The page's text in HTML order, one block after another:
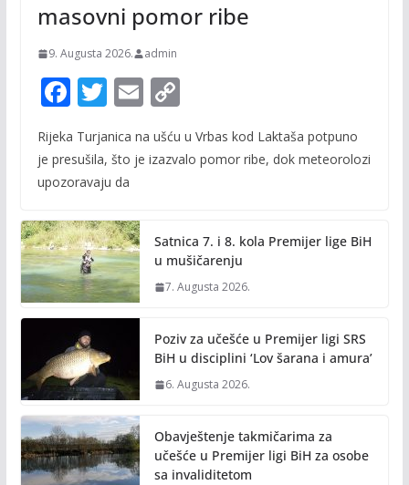
masovni pomor ribe
9. Augusta 2026. admin
F
e
b
o
k
T
itt
er
E
m
ai
C
p
n
k
Rijeka Turjanica na ušću u Vrbas kod Laktaša potpuno
je presušila, što je izazvalo pomor ribe, dok meteorolozi
upozoravaju da
Satnica 7. i 8. kola Premijer lige BiH
u mušičarenju
7. Augusta 2026.
Poziv za učešće u Premijer ligi SRS
BiH u disciplini ‘Lov šarana i amura’
6. Augusta 2026.
Obavještenje takmičarima za
učešće u Premijer ligi BiH za osobe
sa invaliditetom